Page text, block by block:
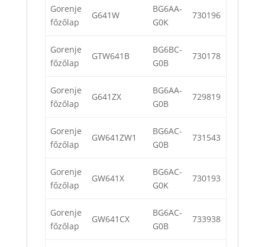
Gorenje
főzőlap
G641W
BG6AA-
G0K
730196
Gorenje
főzőlap
GTW641B
BG6BC-
G0B
730178
Gorenje
főzőlap
G641ZX
BG6AA-
G0B
729819
Gorenje
főzőlap
GW641ZW1
BG6AC-
G0B
731543
Gorenje
főzőlap
GW641X
BG6AC-
G0K
730193
Gorenje
főzőlap
GW641CX
BG6AC-
G0B
733938